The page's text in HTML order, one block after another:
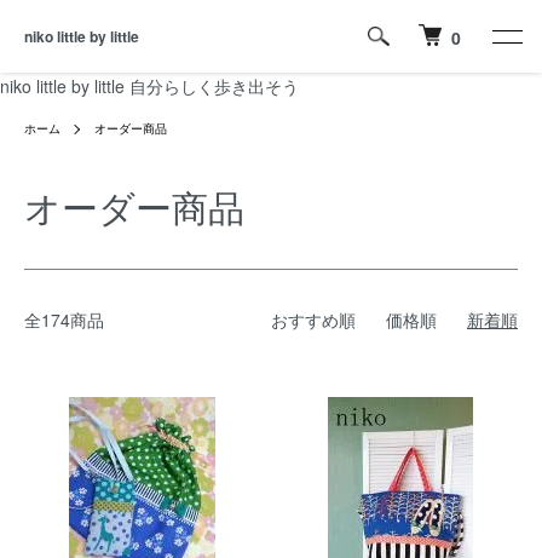
niko little by little 自分らしく歩き出そう
niko little by little 0
ホーム オーダー商品
オーダー商品
全174商品 おすすめ順 価格順 新着順